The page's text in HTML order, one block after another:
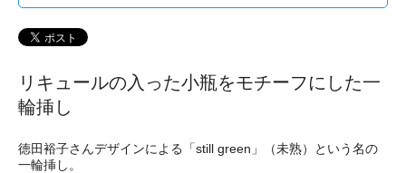
リキュールの入った小瓶をモチーフにした一
輪挿し
徳田裕子さんデザインによる「still green」（未熟）という名の
一輪挿し。